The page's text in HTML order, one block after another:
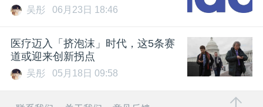
吴彤 06月23日 18:46
医疗迈入「挤泡沫」时代，这5条赛
道或迎来创新拐点
吴彤 05月18日 09:58